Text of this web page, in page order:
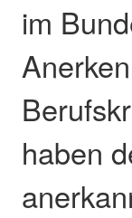
im
haben